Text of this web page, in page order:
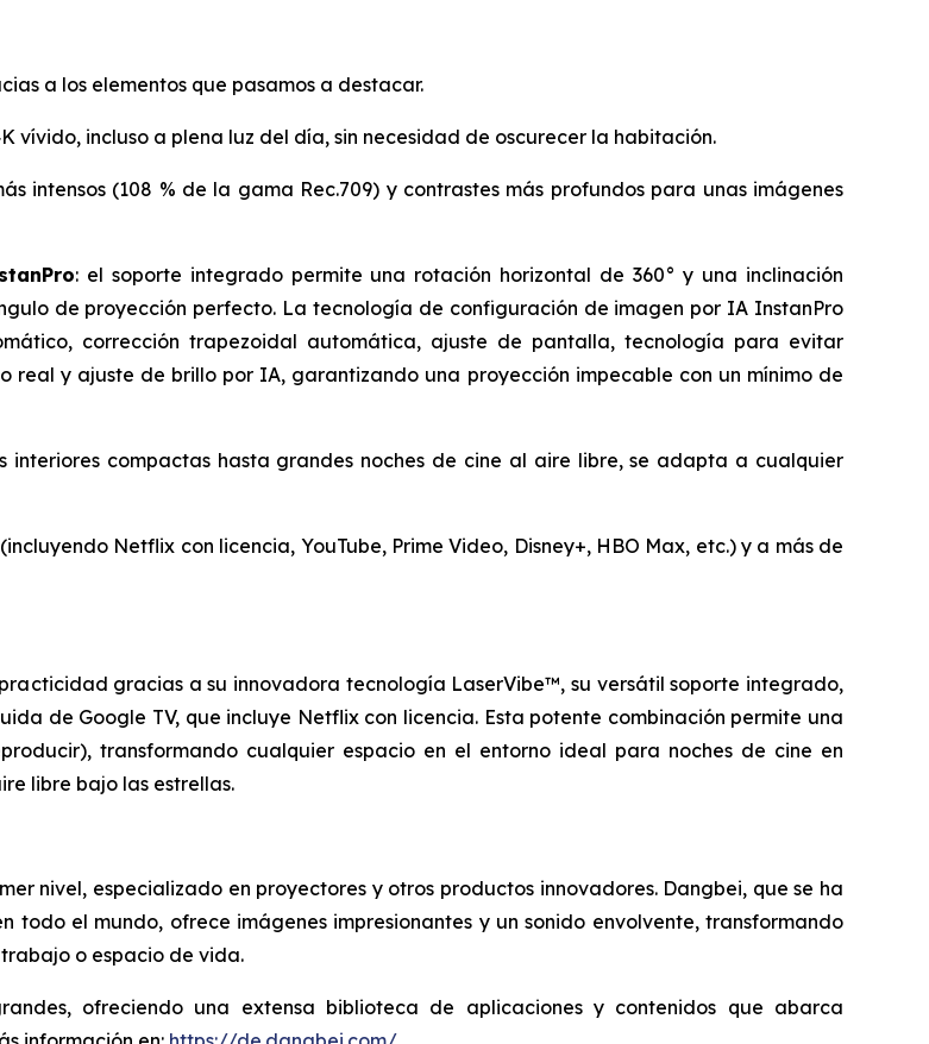
a los elementos que pasamos a destacar.
vívido, incluso a plena luz del día, sin necesidad de oscurecer la habitación.
intensos (108 % de la gama Rec.709) y contrastes más profundos para unas imágenes
: el soporte integrado permite una rotación horizontal de 360° y una inclinación
de proyección perfecto. La tecnología de configuración de imagen por IA InstanPro
corrección trapezoidal automática, ajuste de pantalla, tecnología para evitar
real y ajuste de brillo por IA, garantizando una proyección impecable con un mínimo de
interiores compactas hasta grandes noches de cine al aire libre, se adapta a cualquier
Netflix con licencia, YouTube, Prime Video, Disney+, HBO Max, etc.) y a más de
gracias a su innovadora tecnología LaserVibe™, su versátil soporte integrado,
de Google TV, que incluye Netflix con licencia. Esta potente combinación permite una
transformando cualquier espacio en el entorno ideal para noches de cine en
libre bajo las estrellas.
nivel, especializado en proyectores y otros productos innovadores. Dangbei, que se ha
el mundo, ofrece imágenes impresionantes y un sonido envolvente, transformando
o espacio de vida.
ofreciendo una extensa biblioteca de aplicaciones y contenidos que abarca